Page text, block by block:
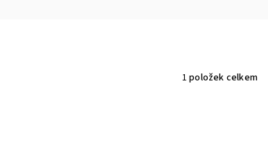
1 položek celkem